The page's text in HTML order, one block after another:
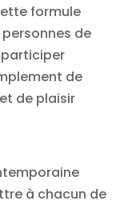
formule
de
de
de plaisir
à chacun de